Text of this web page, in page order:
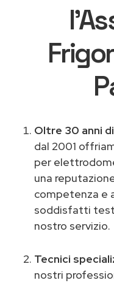
Oltre 30 anni
dal 2001
per
una
competenza e
soddisfatti
nostro servizio.
Tecnici
nostri